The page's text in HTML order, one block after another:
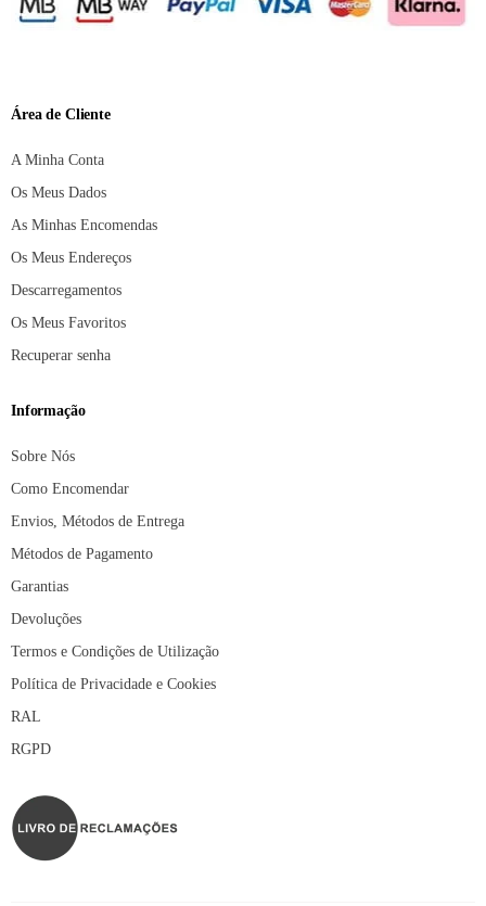
Área de Cliente
A Minha Conta
Os Meus Dados
As Minhas Encomendas
Os Meus Endereços
Descarregamentos
Os Meus Favoritos
Recuperar senha
Informação
Sobre Nós
Como Encomendar
Envios, Métodos de Entrega
Métodos de Pagamento
Garantias
Devoluções
Termos e Condições de Utilização
Política de Privacidade e Cookies
RAL
RGPD